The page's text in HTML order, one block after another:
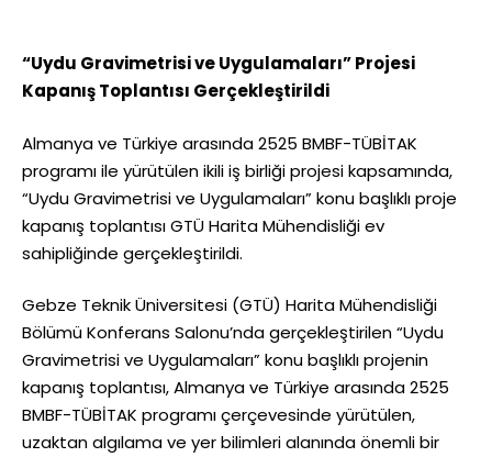
“Uydu Gravimetrisi ve Uygulamaları” Projesi
Kapanış Toplantısı Gerçekleştirildi
Almanya ve Türkiye arasında 2525 BMBF-TÜBİTAK
programı ile yürütülen ikili iş birliği projesi kapsamında,
“Uydu Gravimetrisi ve Uygulamaları” konu başlıklı proje
kapanış toplantısı GTÜ Harita Mühendisliği ev
sahipliğinde gerçekleştirildi.
Gebze Teknik Üniversitesi (GTÜ) Harita Mühendisliği
Bölümü Konferans Salonu’nda gerçekleştirilen “Uydu
Gravimetrisi ve Uygulamaları” konu başlıklı projenin
kapanış toplantısı, Almanya ve Türkiye arasında 2525
BMBF-TÜBİTAK programı çerçevesinde yürütülen,
uzaktan algılama ve yer bilimleri alanında önemli bir